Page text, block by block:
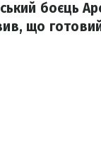
боєць
що готовий